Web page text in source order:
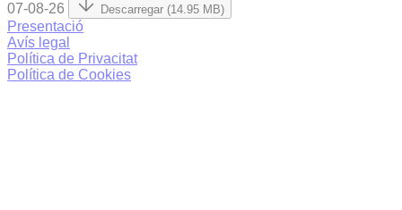
07-08-26 Descarregar (14.95 MB)
Presentació
Avís legal
Política de Privacitat
Política de Cookies